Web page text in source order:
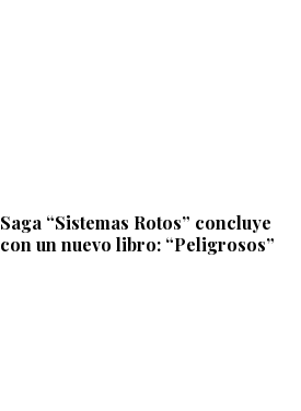
Saga “Sistemas Rotos” concluye
con un nuevo libro: “Peligrosos”